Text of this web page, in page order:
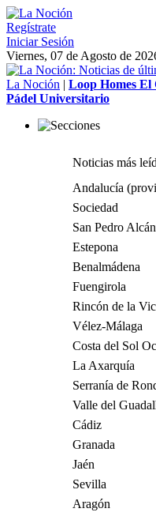
Regístrate
Iniciar Sesión
Viernes, 07 de Agosto de
La Noción | Loop Homes El
Pádel Universitario
Noticias más
Andalucía
Sociedad
San Pedro
Estepona
Benalmádena
Fuengirola
Rincón de la
Vélez-Málaga
Costa del Sol
La Axarquía
Serranía de
Valle del
Cádiz
Granada
Jaén
Sevilla
Aragón